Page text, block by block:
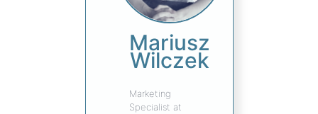
Mariusz
Wilczek
Marketing
Specialist at